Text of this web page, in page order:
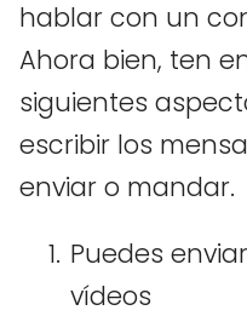
hablar con un
Ahora bien, ten
siguientes
escribir los
enviar o mandar.
Puedes
vídeos